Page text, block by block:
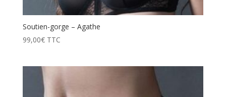
Soutien-gorge – Agathe
99,00€ TTC